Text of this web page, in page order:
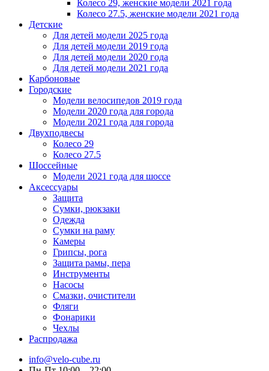
Колесо 29, женские модели 2021 года
Колесо 27.5, женские модели 2021 года
Детские
Для детей модели 2025 года
Для детей модели 2019 года
Для детей модели 2020 года
Для детей модели 2021 года
Карбоновые
Городские
Модели велосипедов 2019 года
Модели 2020 года для города
Модели 2021 года для города
Двухподвесы
Колесо 29
Колесо 27.5
Шоссейные
Модели 2021 года для шоссе
Аксессуары
Защита
Сумки, рюкзаки
Одежда
Сумки на раму
Камеры
Грипсы, рога
Защита рамы, пера
Инструменты
Насосы
Смазки, очистители
Фляги
Фонарики
Чехлы
Распродажа
info@velo-cube.ru